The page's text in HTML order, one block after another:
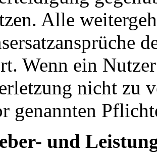
Alle
Wenn ein
nicht zu
genannten
und